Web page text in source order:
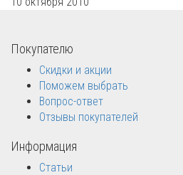
Покупателю
Скидки и акции
Поможем выбрать
Вопрос-ответ
Отзывы покупателей
Информация
Статьи